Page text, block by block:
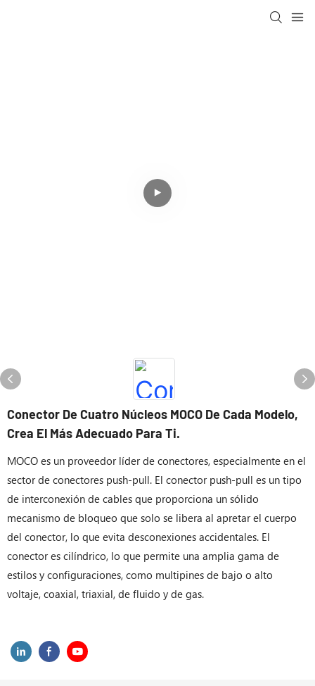
Conector De Cuatro Núcleos MOCO De Cada Modelo,
Crea El Más Adecuado Para Ti.
MOCO es un proveedor líder de conectores, especialmente en el
sector de conectores push-pull. El conector push-pull es un tipo
de interconexión de cables que proporciona un sólido
mecanismo de bloqueo que solo se libera al apretar el cuerpo
del conector, lo que evita desconexiones accidentales. El
conector es cilíndrico, lo que permite una amplia gama de
estilos y configuraciones, como multipines de bajo o alto
voltaje, coaxial, triaxial, de fluido y de gas.